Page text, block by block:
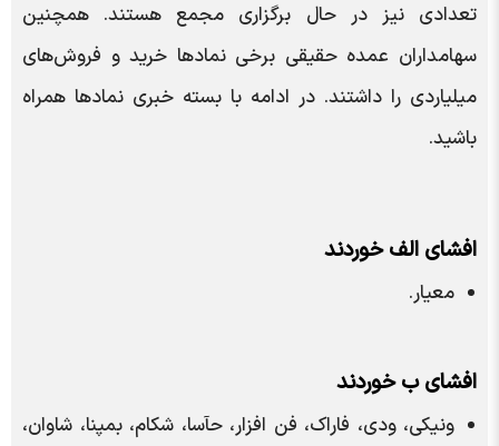
تعدادی نیز در حال برگزاری مجمع هستند. همچنین
سهامداران عمده حقیقی برخی نماد‌ها خرید و فروش‌های
میلیاردی را داشتند. در ادامه با بسته خبری نماد‌ها همراه
باشید.
افشای الف خوردند
معیار.
افشای ب خوردند
ونیکی، ودی، فاراک، فن افزار، حآسا، شکام، بمپنا، شاوان،